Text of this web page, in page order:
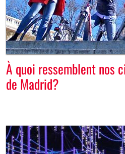
À quoi ressemblent nos
de Madrid?